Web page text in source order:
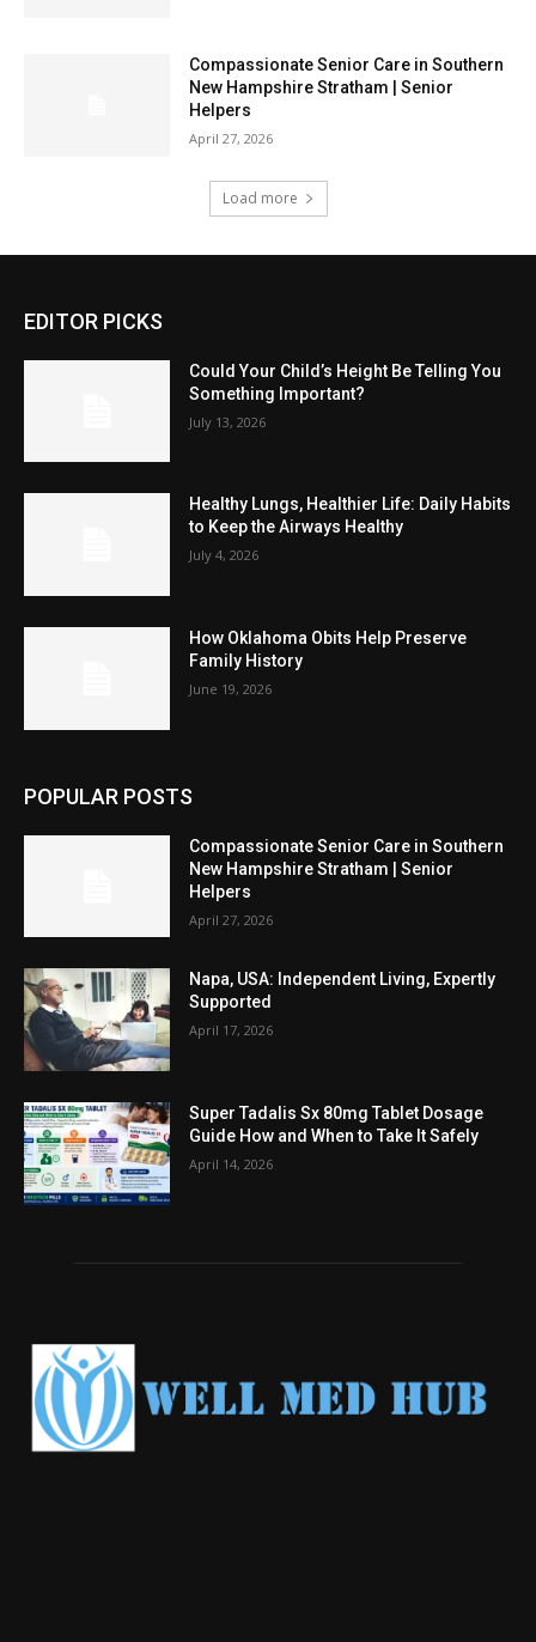
Compassionate Senior Care in Southern
New Hampshire Stratham | Senior
Helpers
April 27, 2026
Load more
EDITOR PICKS
Could Your Child’s Height Be Telling You
Something Important?
July 13, 2026
Healthy Lungs, Healthier Life: Daily Habits
to Keep the Airways Healthy
July 4, 2026
How Oklahoma Obits Help Preserve
Family History
June 19, 2026
POPULAR POSTS
Compassionate Senior Care in Southern
New Hampshire Stratham | Senior
Helpers
April 27, 2026
Napa, USA: Independent Living, Expertly
Supported
April 17, 2026
Super Tadalis Sx 80mg Tablet Dosage
Guide How and When to Take It Safely
April 14, 2026